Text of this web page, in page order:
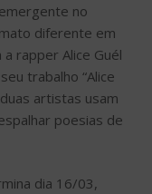
no
diferente em
rapper Alice Guél
trabalho “Alice
artistas usam
poesias de
dia 16/03,